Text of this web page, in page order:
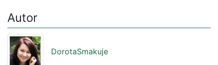
Autor
DorotaSmakuje